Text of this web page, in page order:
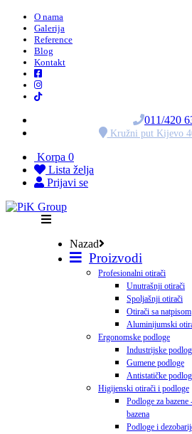
O nama
Galerija
Reference
Blog
Kontakt
011/420
Kružni put Kijevo
Korpa 0
Lista želja
Prijavi se
Nazad
Proizvodi
Profesionalni otirači
Unutrašnji otirači
Spoljašnji otirači
Otirači sa natpisom
Aluminijumski
Ergonomske podloge
Industrijske
Gumene podloge
Antistatičke
Higijenski otirači i podloge
Podloge za
bazena
Podloge i